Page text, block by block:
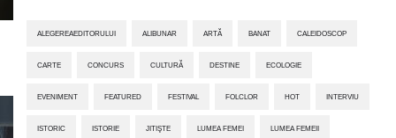
ALEGEREAEDITORULUI ALIBUNAR ARTĂ BANAT CALEIDOSCOP
CARTE CONCURS CULTURĂ DESTINE ECOLOGIE
EVENIMENT FEATURED FESTIVAL FOLCLOR HOT INTERVIU
ISTORIC ISTORIE JITIŞTE LUMEA FEMEI LUMEA FEMEII